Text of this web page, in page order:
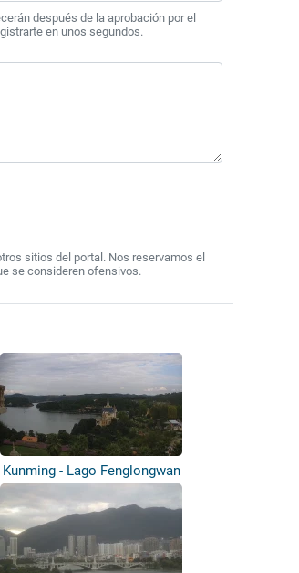
después de la aprobación por el
en unos segundos.
sitios del portal. Nos reservamos el
se consideren ofensivos.
Kunming - Lago Fenglongwan